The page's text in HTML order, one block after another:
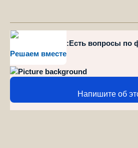
Решаем вместе
style="position":Есть вопросы по
и спорту?
Напишите об